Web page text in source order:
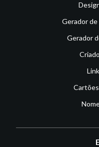
Gerador
Gerador